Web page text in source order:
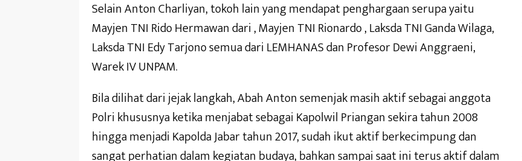
Selain Anton Charliyan, tokoh lain yang mendapat penghargaan serupa yaitu
Mayjen TNI Rido Hermawan dari , Mayjen TNI Rionardo , Laksda TNI Ganda Wilaga,
Laksda TNI Edy Tarjono semua dari LEMHANAS dan Profesor Dewi Anggraeni,
Warek IV UNPAM.
Bila dilihat dari jejak langkah, Abah Anton semenjak masih aktif sebagai anggota
Polri khususnya ketika menjabat sebagai Kapolwil Priangan sekira tahun 2008
hingga menjadi Kapolda Jabar tahun 2017, sudah ikut aktif berkecimpung dan
sangat perhatian dalam kegiatan budaya, bahkan sampai saat ini terus aktif dalam